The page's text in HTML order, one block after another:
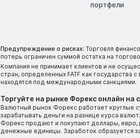
портфели
Предупреждение о рисках: Торговля
потерь ограничен суммой остатка на
Компания не принимает клиентов и не
стран, определенных FATF как
находятся под международными санкциями.
Торгуйте на рынке Форекс онлайн на
Валютный рынок Форекс работает круглые
зарабатывать деньги на разнице курса
Форекс продают и покупают доллары, евро,
денежные единицы. Заработок образуется